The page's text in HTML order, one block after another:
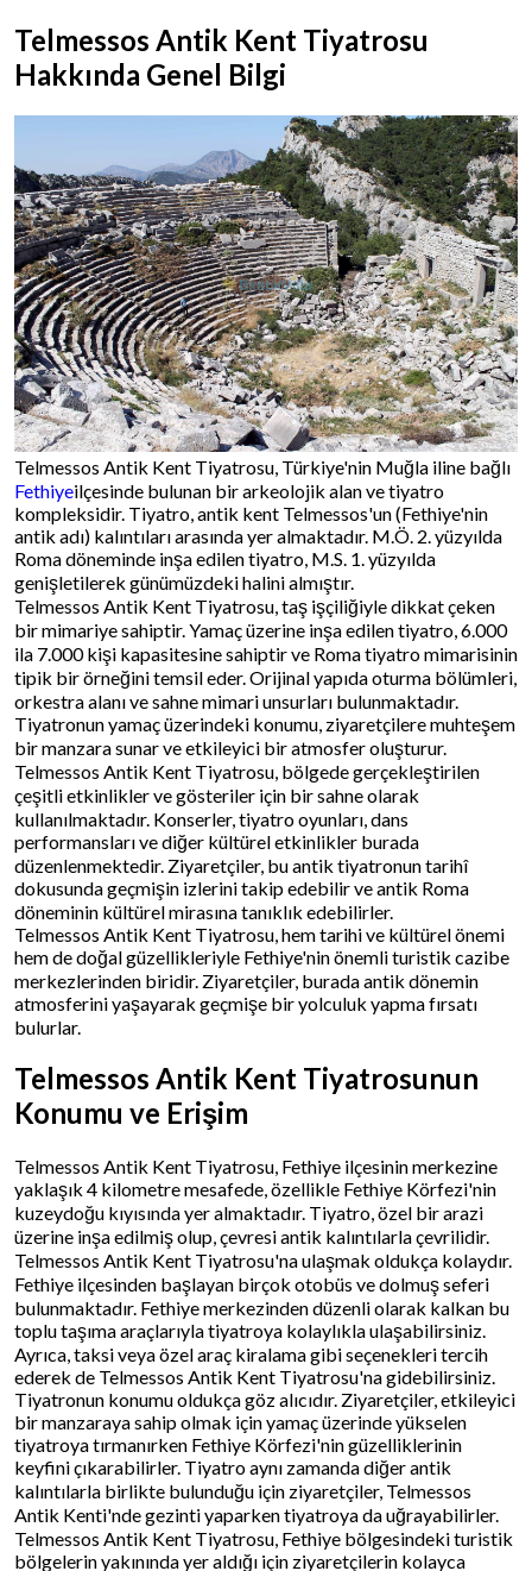
Telmessos Antik Kent Tiyatrosu
Hakkında Genel Bilgi
Telmessos Antik Kent Tiyatrosu, Türkiye'nin Muğla iline bağlı
Fethiyeilçesinde bulunan bir arkeolojik alan ve tiyatro
kompleksidir. Tiyatro, antik kent Telmessos'un (Fethiye'nin
antik adı) kalıntıları arasında yer almaktadır. M.Ö. 2. yüzyılda
Roma döneminde inşa edilen tiyatro, M.S. 1. yüzyılda
genişletilerek günümüzdeki halini almıştır.
Telmessos Antik Kent Tiyatrosu, taş işçiliğiyle dikkat çeken
bir mimariye sahiptir. Yamaç üzerine inşa edilen tiyatro, 6.000
ila 7.000 kişi kapasitesine sahiptir ve Roma tiyatro mimarisinin
tipik bir örneğini temsil eder. Orijinal yapıda oturma bölümleri,
orkestra alanı ve sahne mimari unsurları bulunmaktadır.
Tiyatronun yamaç üzerindeki konumu, ziyaretçilere muhteşem
bir manzara sunar ve etkileyici bir atmosfer oluşturur.
Telmessos Antik Kent Tiyatrosu, bölgede gerçekleştirilen
çeşitli etkinlikler ve gösteriler için bir sahne olarak
kullanılmaktadır. Konserler, tiyatro oyunları, dans
performansları ve diğer kültürel etkinlikler burada
düzenlenmektedir. Ziyaretçiler, bu antik tiyatronun tarihî
dokusunda geçmişin izlerini takip edebilir ve antik Roma
döneminin kültürel mirasına tanıklık edebilirler.
Telmessos Antik Kent Tiyatrosu, hem tarihi ve kültürel önemi
hem de doğal güzellikleriyle Fethiye'nin önemli turistik cazibe
merkezlerinden biridir. Ziyaretçiler, burada antik dönemin
atmosferini yaşayarak geçmişe bir yolculuk yapma fırsatı
bulurlar.
Telmessos Antik Kent Tiyatrosunun
Konumu ve Erişim
Telmessos Antik Kent Tiyatrosu, Fethiye ilçesinin merkezine
yaklaşık 4 kilometre mesafede, özellikle Fethiye Körfezi'nin
kuzeydoğu kıyısında yer almaktadır. Tiyatro, özel bir arazi
üzerine inşa edilmiş olup, çevresi antik kalıntılarla çevrilidir.
Telmessos Antik Kent Tiyatrosu'na ulaşmak oldukça kolaydır.
Fethiye ilçesinden başlayan birçok otobüs ve dolmuş seferi
bulunmaktadır. Fethiye merkezinden düzenli olarak kalkan bu
toplu taşıma araçlarıyla tiyatroya kolaylıkla ulaşabilirsiniz.
Ayrıca, taksi veya özel araç kiralama gibi seçenekleri tercih
ederek de Telmessos Antik Kent Tiyatrosu'na gidebilirsiniz.
Tiyatronun konumu oldukça göz alıcıdır. Ziyaretçiler, etkileyici
bir manzaraya sahip olmak için yamaç üzerinde yükselen
tiyatroya tırmanırken Fethiye Körfezi'nin güzelliklerinin
keyfini çıkarabilirler. Tiyatro aynı zamanda diğer antik
kalıntılarla birlikte bulunduğu için ziyaretçiler, Telmessos
Antik Kenti'nde gezinti yaparken tiyatroya da uğrayabilirler.
Telmessos Antik Kent Tiyatrosu, Fethiye bölgesindeki turistik
bölgelerin yakınında yer aldığı için ziyaretçilerin kolayca